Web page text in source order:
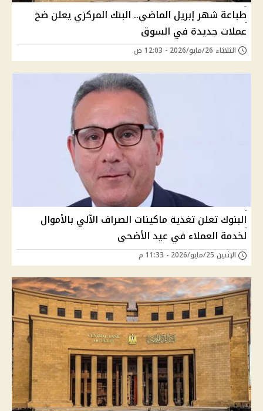
طباعة شهر إبريل الماضي.. البنك المركزي يعلن ضخ
عملات جديدة في السوق
الثلاثاء 26/مايو/2026 - 12:03 ص
البنوك تعلن تغذية ماكينات الصراف الآلي بالأموال
لخدمة العملاء في عيد الأضحى
الإثنين 25/مايو/2026 - 11:33 م